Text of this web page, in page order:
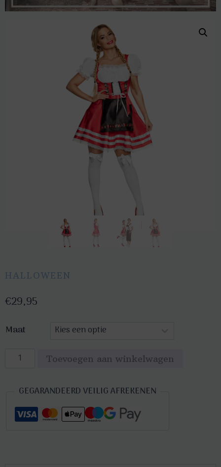
HALLOWEEN
€29,95
Maat
Oktoberfest
Helena
rood
aantal
Toevoegen aan winkelwagen
GEGARANDEERD VEILIG AFREKENEN